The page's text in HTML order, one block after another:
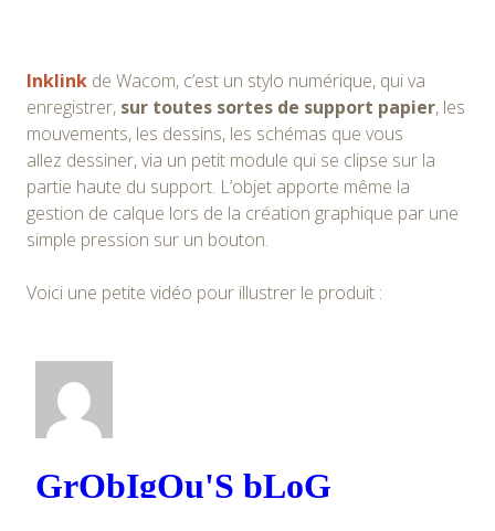
Inklink de Wacom, c’est un stylo numérique, qui va
enregistrer, sur toutes sortes de support papier, les
mouvements, les dessins, les schémas que vous
allez dessiner, via un petit module qui se clipse sur la
partie haute du support. L’objet apporte même la
gestion de calque lors de la création graphique par une
simple pression sur un bouton.
Voici une petite vidéo pour illustrer le produit :